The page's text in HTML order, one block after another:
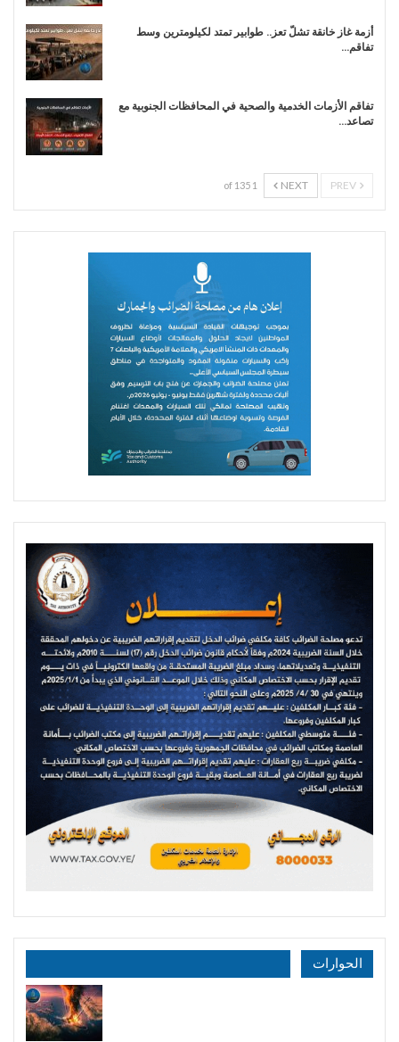
أزمة غاز خانقة تشلّ تعز.. طوابير تمتد لكيلومترين وسط
تفاقم…
تفاقم الأزمات الخدمية والصحية في المحافظات الجنوبية مع
تصاعد…
NEXT
1 of 135
الحوارات